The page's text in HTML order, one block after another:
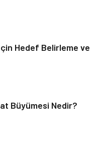
Malzemeleri
Hedef Belirleme ve
Büyümesi Nedir?